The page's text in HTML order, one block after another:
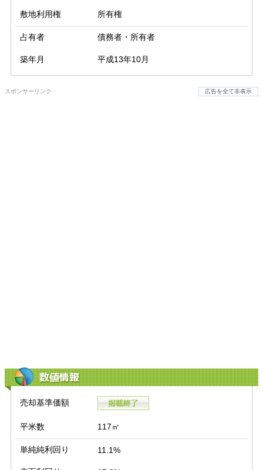
敷地利用権 所有権
占有者 債務者・所有者
築年月 平成13年10月
スポンサーリンク 広告を全て非表示
数値情報
売却基準価額
平米数 117㎡
単純純利回り 11.1%